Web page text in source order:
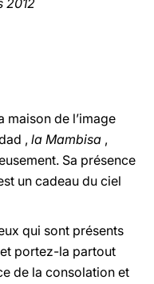
2012
maison de l’image
, la Mambisa ,
Sa présence
un cadeau du ciel
qui sont présents
portez-la partout
de la consolation et